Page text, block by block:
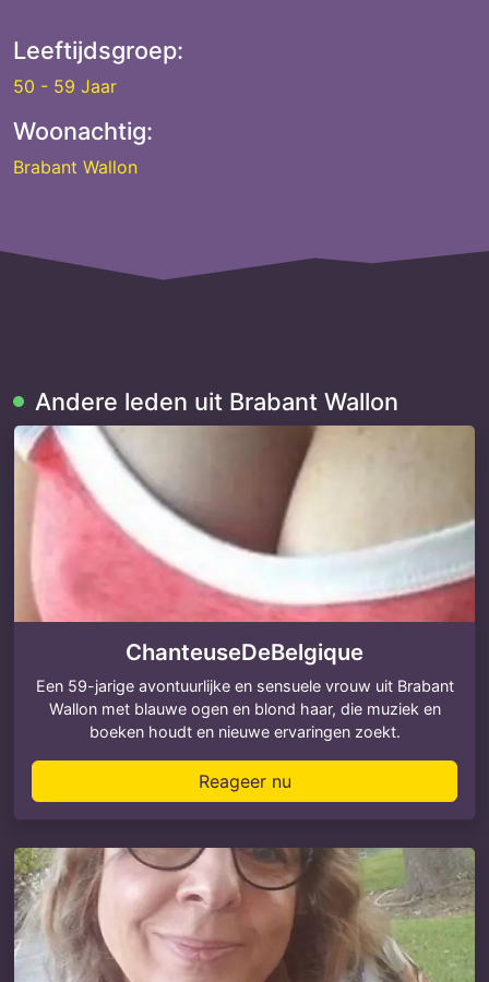
Leeftijdsgroep:
50 - 59 Jaar
Woonachtig:
Brabant Wallon
Andere leden uit Brabant Wallon
ChanteuseDeBelgique
Een 59-jarige avontuurlijke en sensuele vrouw uit Brabant
Wallon met blauwe ogen en blond haar, die muziek en
boeken houdt en nieuwe ervaringen zoekt.
Reageer nu